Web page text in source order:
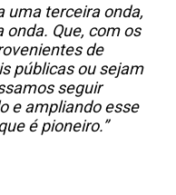
uma terceira onda,
onda. Que, com os
de
públicas ou sejam
seguir
e ampliando esse
é pioneiro.”